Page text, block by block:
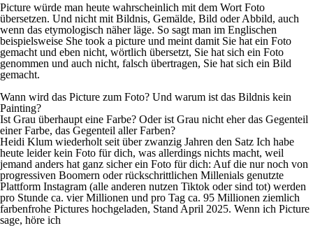
Picture würde man heute wahrscheinlich mit dem Wort Foto
übersetzen. Und nicht mit Bildnis, Gemälde, Bild oderAbbild, auch
wenn das etymologisch näher läge. So sagt man im Englischen
beispielsweise She took a picture und meint damit Sie hat ein Foto
gemacht und eben nicht, wörtlich übersetzt, Sie hat sich ein Foto
genommen und auch nicht, falsch übertragen, Sie hat sich ein Bild
gemacht.
Wann wird das Picture zum Foto? Und warum ist das Bildnis kein
Painting?
Ist Grau überhaupt eine Farbe? Oder ist Grau nicht eher das Gegenteil
einer Farbe, das Gegenteil aller Farben?
Heidi Klum wiederholt seit über zwanzig Jahren den Satz Ich habe
heute leider kein Foto für dich, was allerdings nichts macht, weil
jemand anders hat ganz sicher ein Foto für dich: Auf die nur noch von
progressiven Boomern oder rückschrittlichen Millenials genutzte
Plattform Instagram (alle anderen nutzen Tiktok oder sind tot) werden
pro Stunde ca. vier Millionen und pro Tag ca. 95 Millionen ziemlich
farbenfrohe Pictures hochgeladen, Stand April 2025. Wenn ich Picture
sage, höre ich